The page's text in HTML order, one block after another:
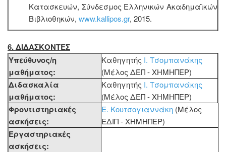
Κατασκευών, Σύνδεσμος Ελληνικών Ακαδημαϊκών
Βιβλιοθηκών, www.kallipos.gr, 2015.
6. ΔΙΔΑΣΚΟΝΤΕΣ
Υπεύθυνος/η
μαθήματος:
Καθηγητής Ι. Τσομπανάκης
(Μέλος ΔΕΠ - ΧΗΜΗΠΕΡ)
Διδασκαλία
μαθήματος:
Καθηγητής Ι. Τσομπανάκης
(Μέλος ΔΕΠ - ΧΗΜΗΠΕΡ)
Φροντιστηριακές
ασκήσεις:
Ε. Κουτσογιαννάκη (Μέλος
ΕΔΙΠ - ΧΗΜΗΠΕΡ)
Εργαστηριακές
ασκήσεις: